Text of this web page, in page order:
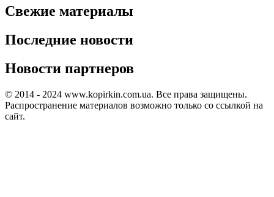
Свежие материалы
Последние новости
Новости партнеров
© 2014 - 2024 www.kopirkin.com.ua. Все права защищены.
Распространение материалов возможно только со ссылкой на
сайт.